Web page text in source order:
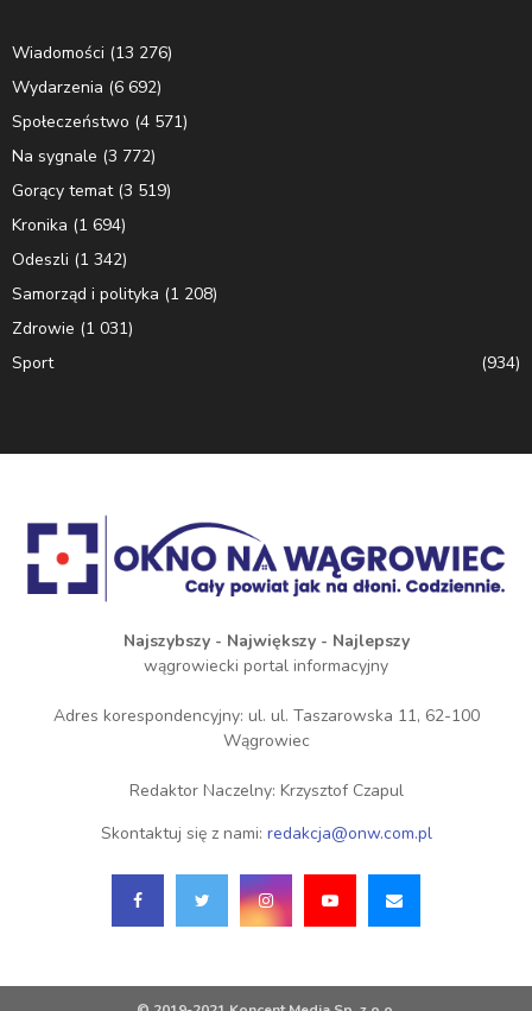
Wiadomości (13 276)
Wydarzenia (6 692)
Społeczeństwo (4 571)
Na sygnale (3 772)
Gorący temat(3 519)
Kronika (1 694)
Odeszli (1 342)
Samorząd i polityka (1 208)
Zdrowie (1 031)
Sport
(934)
Najszybszy - Największy - Najlepszy
wągrowiecki portal informacyjny
Adres korespondencyjny: ul. ul. Taszarowska 11, 62-100
Wągrowiec
Redaktor Naczelny: Krzysztof Czapul
Skontaktuj się z nami: redakcja@onw.com.pl